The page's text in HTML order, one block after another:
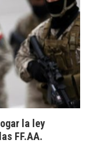
la ley
FF.AA.